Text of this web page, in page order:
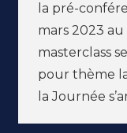
la pré-
mars 2023 au
masterclass
pour thème
la Journée